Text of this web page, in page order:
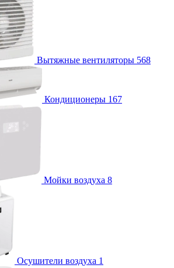
Вытяжные вентиляторы 568
Кондиционеры 167
Мойки воздуха 8
Осушители воздуха 1